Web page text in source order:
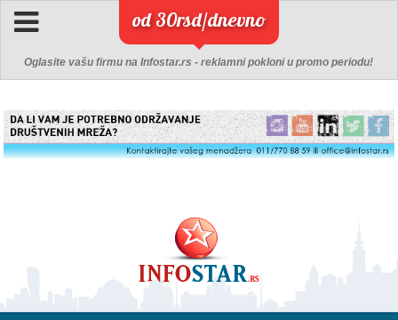
od 30rsd/dnevno
Oglasite vašu firmu na Infostar.rs - reklamni pokloni u promo periodu!